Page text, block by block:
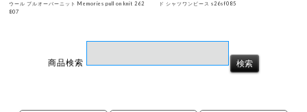
ウール プルオーバーニット Memories pull on knit 262
807
ド シャツワンピース s26sf085
商品検索